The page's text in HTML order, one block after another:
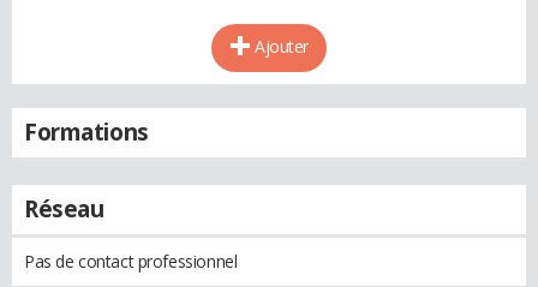
Ajouter
Formations
Réseau
Pas de contact professionnel